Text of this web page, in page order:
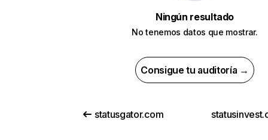
Ningún resultado
No tenemos datos que mostrar.
Consigue tu auditoría →
statusgator.com